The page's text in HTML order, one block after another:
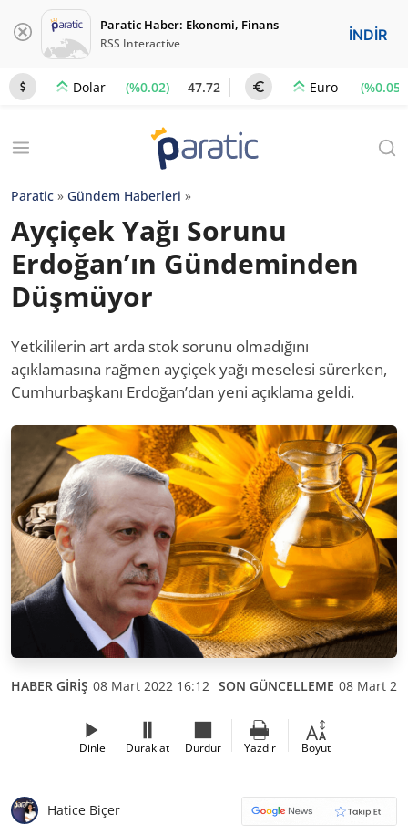
Paratic Haber: Ekonomi, Finans
RSS Interactive İNDİR
Dolar (%0.02) 47.72 Euro (%0.05)
Paratic » Gündem Haberleri »
Ayçiçek Yağı Sorunu
Erdoğan’ın Gündeminden
Düşmüyor
Yetkililerin art arda stok sorunu olmadığını
açıklamasına rağmen ayçiçek yağı meselesi sürerken,
Cumhurbaşkanı Erdoğan’dan yeni açıklama geldi.
HABER GİRİŞ 08 Mart 2022 16:12 SON GÜNCELLEME 08 Mart
Dinle Duraklat Durdur Yazdır Boyut
Hatice Biçer